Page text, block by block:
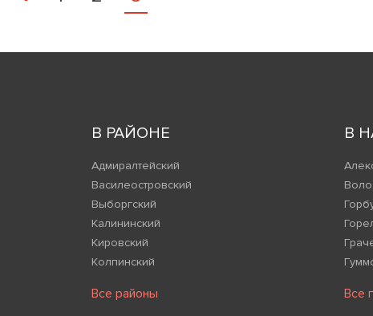
В РАЙОНЕ
Адмиралтейский
Василеостровский
Выборгский
Калининский
Кировский
Колпинский
Все районы
В
Все